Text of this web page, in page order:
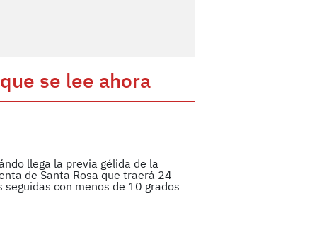
se lee ahora